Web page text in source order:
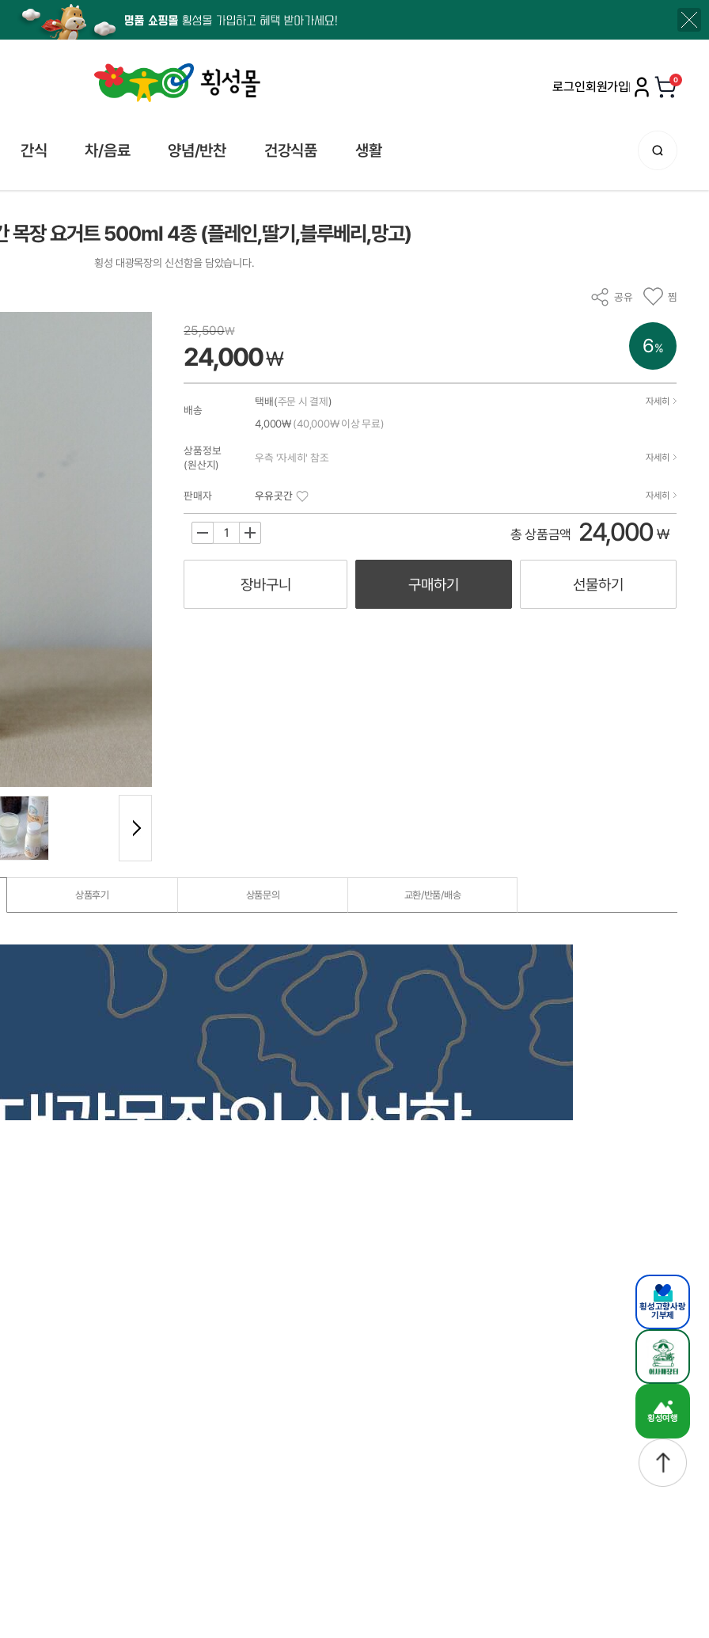
로그인회원가입 0
간식 차/음료 양념/반찬 건강식품 생활
횡성고향사랑
기부제
횡성여행
목장 요거트 500ml 4종 (플레인,딸기,블루베리,망고)
횡성 대광목장의 신선함을 담았습니다.
공유 찜
6%
25,500₩
24,000₩
배송
택배(주문 시 결제 ) 자세히
4,000₩(40,000₩ 이상 무료)
상품정보
(원산지)
우측 '자세히' 참조 자세히
판매자 우유곳간 자세히
+ 총 상품금액 24,000₩
장바구니 구매하기 선물하기
상품후기 상품문의 교환/반품/배송